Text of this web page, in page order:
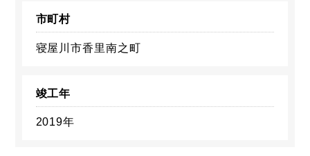
市町村
寝屋川市香里南之町
竣工年
2019年